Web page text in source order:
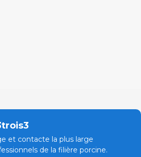
et contacte la plus large
de la filière porcine.